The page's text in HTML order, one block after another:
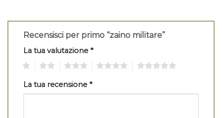
Recensisci per primo “zaino militare”
La tua valutazione *
La tua recensione *